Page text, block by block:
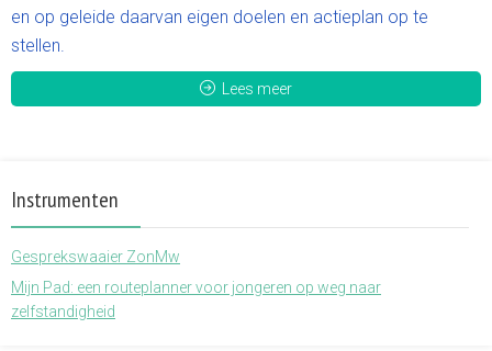
en op geleide daarvan eigen doelen en actieplan op te
stellen.
Lees meer
Instrumenten
Gesprekswaaier ZonMw
Mijn Pad: een routeplanner voor jongeren op weg naar
zelfstandigheid